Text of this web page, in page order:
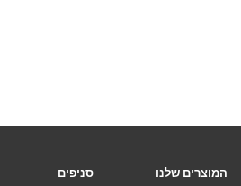
המוצרים שלנו
סניפים